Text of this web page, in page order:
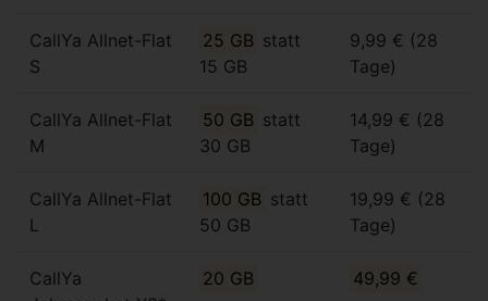
CallYa Allnet-Flat
S
25 GB statt
15 GB
9,99 € (28
Tage)
CallYa Allnet-Flat
M
50 GB statt
30 GB
14,99 € (28
Tage)
CallYa Allnet-Flat
L
100 GB statt
50 GB
19,99 € (28
Tage)
CallYa
20 GB 49,99 €